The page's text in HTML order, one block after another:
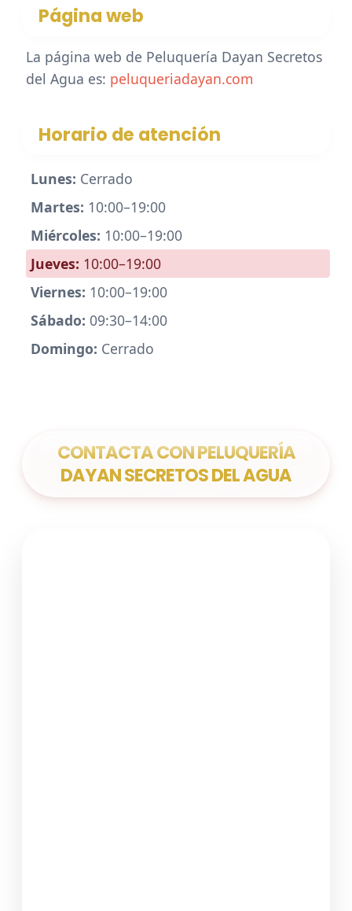
Página web
La página web de Peluquería Dayan Secretos
del Agua es: peluqueriadayan.com
Horario de atención
Lunes: Cerrado
Martes: 10:00–19:00
Miércoles: 10:00–19:00
Jueves: 10:00–19:00
Viernes: 10:00–19:00
Sábado: 09:30–14:00
Domingo: Cerrado
CONTACTA CON PELUQUERÍA
DAYAN SECRETOS DEL AGUA